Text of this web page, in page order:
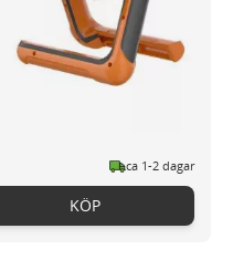
ca 1-2 dagar
KÖP